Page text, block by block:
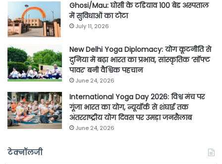
Ghosi/Mau: घोसी के टडियाव 100 बेड अस्पताल
में सुविधाओं का टोटा
July 11, 2026
New Delhi Yoga Diplomacy: योग कूटनीति से
दुनिया में बढ़ा भारत का प्रभाव, सांस्कृतिक ‘सॉफ्ट
पावर’ बनी वैश्विक पहचान
June 24, 2026
International Yoga Day 2026: विश्व मंच पर
गूंजा भारत का योग, न्यूयॉर्क से शंघाई तक
अंतरराष्ट्रीय योग दिवस पर उमड़ा जनसैलाब
June 24, 2026
टेक्नॉलजी